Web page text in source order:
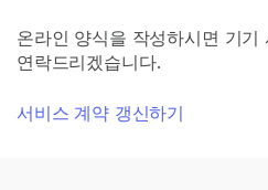
온라인 양식을 작성하시면 기기
연락드리겠습니다.
서비스 계약 갱신하기